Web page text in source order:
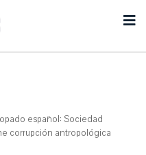
español: Sociedad
corrupción antropológica